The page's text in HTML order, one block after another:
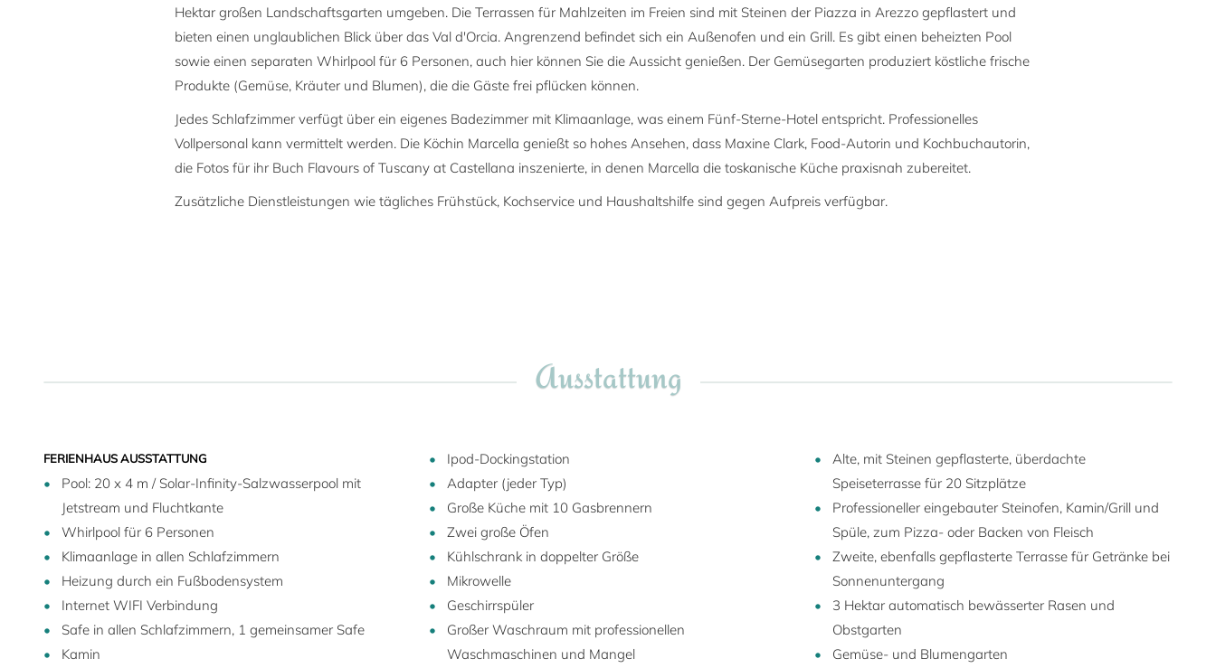
Hektar großen Landschaftsgarten umgeben. Die Terrassen für Mahlzeiten im Freien sind mit Steinen der Piazza in Arezzo gepflastert und
bieten einen unglaublichen Blick über das Val d'Orcia. Angrenzend befindet sich ein Außenofen und ein Grill. Es gibt einen beheizten Pool
sowie einen separaten Whirlpool für 6 Personen, auch hier können Sie die Aussicht genießen. Der Gemüsegarten produziert köstliche frische
Produkte (Gemüse, Kräuter und Blumen), die die Gäste frei pflücken können.
Jedes Schlafzimmer verfügt über ein eigenes Badezimmer mit Klimaanlage, was einem Fünf-Sterne-Hotel entspricht. Professionelles
Vollpersonal kann vermittelt werden. Die Köchin Marcella genießt so hohes Ansehen, dass Maxine Clark, Food-Autorin und Kochbuchautorin,
die Fotos für ihr Buch Flavours of Tuscany at Castellana inszenierte, in denen Marcella die toskanische Küche praxisnah zubereitet.
Zusätzliche Dienstleistungen wie tägliches Frühstück, Kochservice und Haushaltshilfe sind gegen Aufpreis verfügbar.
Ausstattung
FERIENHAUS AUSSTATTUNG
Pool: 20 x 4 m / Solar-Infinity-Salzwasserpool mit
Jetstream und Fluchtkante
Whirlpool für 6 Personen
Klimaanlage in allen Schlafzimmern
Heizung durch ein Fußbodensystem
Internet WIFI Verbindung
Safe in allen Schlafzimmern, 1 gemeinsamer Safe
Kamin
Ipod-Dockingstation
Adapter (jeder Typ)
Große Küche mit 10 Gasbrennern
Zwei große Öfen
Kühlschrank in doppelter Größe
Mikrowelle
Geschirrspüler
Großer Waschraum mit professionellen
Waschmaschinen und Mangel
Alte, mit Steinen gepflasterte, überdachte
Speiseterrasse für 20 Sitzplätze
Professioneller eingebauter Steinofen, Kamin/Grill und
Spüle, zum Pizza- oder Backen von Fleisch
Zweite, ebenfalls gepflasterte Terrasse für Getränke bei
Sonnenuntergang
3 Hektar automatisch bewässerter Rasen und
Obstgarten
Gemüse- und Blumengarten